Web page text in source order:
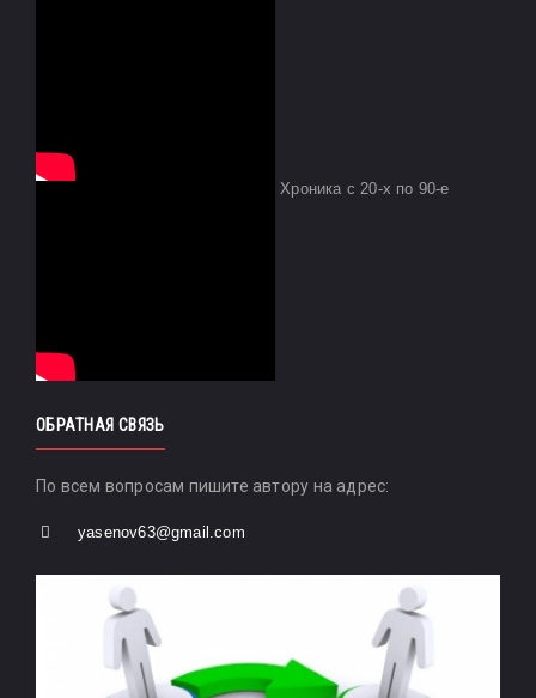
Хроника с 20-х по 90-е
ОБРАТНАЯ СВЯЗЬ
По всем вопросам пишите автору на адрес:
yasenov63@gmail.com